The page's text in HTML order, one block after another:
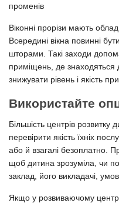
променів
Віконні прорізи мають
Всередині вікна повинні
шторами. Такі заходи
приміщень, де знаходяться
знижувати рівень і якість
Використайте
Більшість центрів
перевірити якість їхніх
або й взагалі безоплатно.
щоб дитина зрозуміла, чи
заклад, його викладачі,
Якщо у розвиваючому